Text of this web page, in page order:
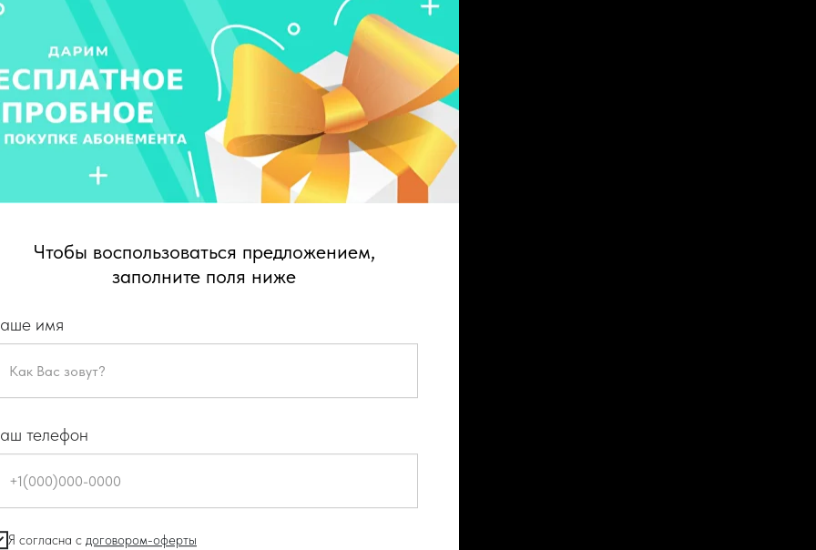
Чтобы воспользоваться предложением,
заполните поля ниже
имя
телефон
Я согласна с договором-оферты